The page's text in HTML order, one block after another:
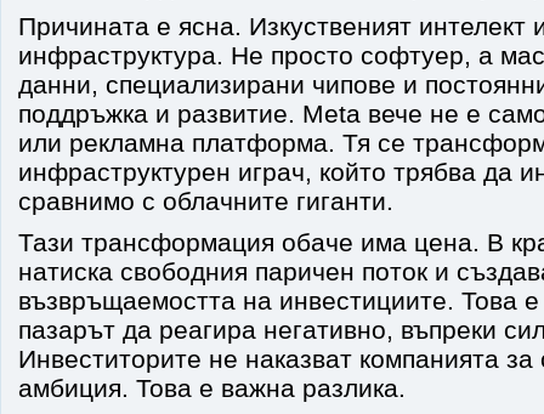
Причината е ясна. Изкуственият интелект
инфраструктура. Не просто софтуер, а
данни, специализирани чипове и
поддръжка и развитие. Meta вече не е
или рекламна платформа. Тя се
инфраструктурен играч, който трябва да
сравнимо с облачните гиганти.
Тази трансформация обаче има цена. В
натиска свободния паричен поток и
възвръщаемостта на инвестициите. Това
пазарът да реагира негативно, въпреки
Инвеститорите не наказват компанията за
амбиция. Това е важна разлика.